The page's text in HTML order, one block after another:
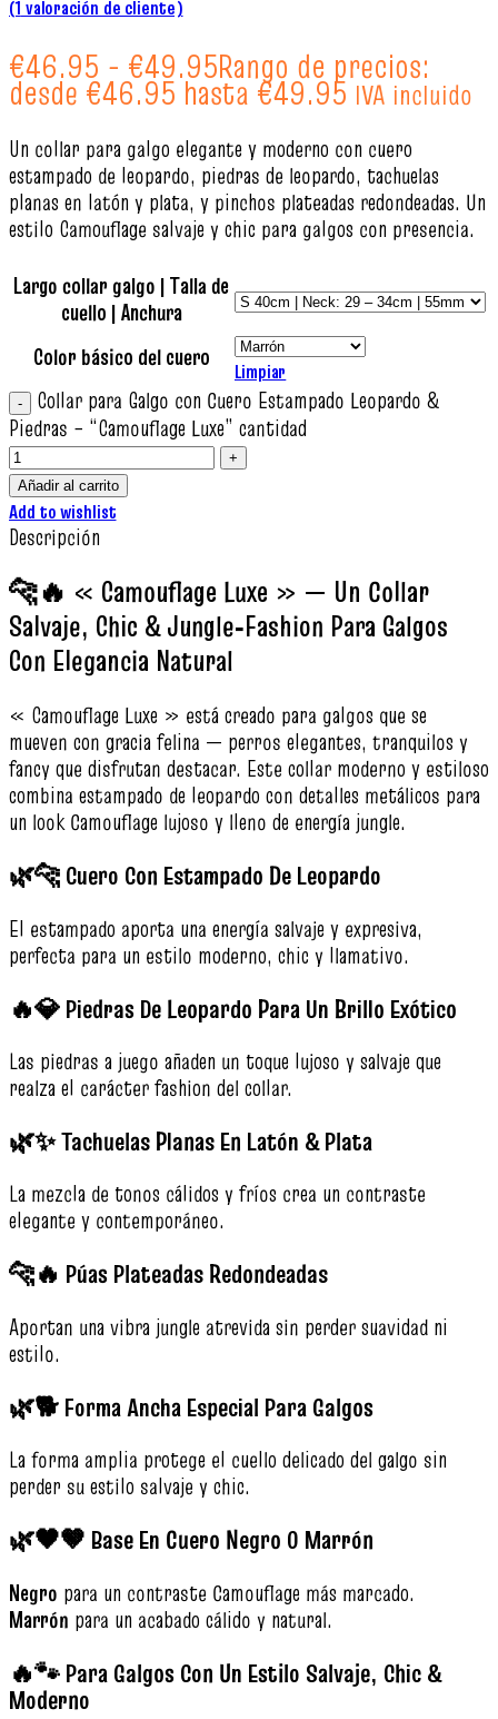
(1 valoración de cliente)
€46.95 - €49.95Rango de precios:
desde €46.95 hasta €49.95 IVA incluido
Un collar para galgo elegante y moderno con cuero
estampado de leopardo, piedras de leopardo, tachuelas
planas en latón y plata, y pinchos plateadas redondeadas. Un
estilo Camouflage salvaje y chic para galgos con presencia.
Largo collar galgo | Talla de
cuello | Anchura
Color básico del cuero
Limpiar
Collar para Galgo con Cuero Estampado Leopardo &
Piedras – “Camouflage Luxe” cantidad
Añadir al carrito
Add to wishlist
Descripción
🐆🔥 « Camouflage Luxe » — Un Collar
Salvaje, Chic & Jungle‑Fashion Para Galgos
Con Elegancia Natural
« Camouflage Luxe » está creado para galgos que se
mueven con gracia felina — perros elegantes, tranquilos y
fancy que disfrutan destacar. Este collar moderno y estiloso
combina estampado de leopardo con detalles metálicos para
un look Camouflage lujoso y lleno de energía jungle.
🌿🐆 Cuero Con Estampado De Leopardo
El estampado aporta una energía salvaje y expresiva,
perfecta para un estilo moderno, chic y llamativo.
🔥💎 Piedras De Leopardo Para Un Brillo Exótico
Las piedras a juego añaden un toque lujoso y salvaje que
realza el carácter fashion del collar.
🌿✨ Tachuelas Planas En Latón & Plata
La mezcla de tonos cálidos y fríos crea un contraste
elegante y contemporáneo.
🐆🔥 Púas Plateadas Redondeadas
Aportan una vibra jungle atrevida sin perder suavidad ni
estilo.
🌿🐕 Forma Ancha Especial Para Galgos
La forma amplia protege el cuello delicado del galgo sin
perder su estilo salvaje y chic.
🌿🖤🤎 Base En Cuero Negro O Marrón
Negro para un contraste Camouflage más marcado.
Marrón para un acabado cálido y natural.
🔥🐾 Para Galgos Con Un Estilo Salvaje, Chic &
Moderno